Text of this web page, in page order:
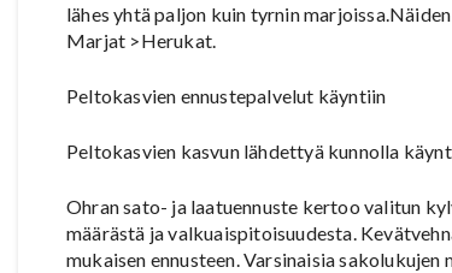
lähes yhtä paljon kuin tyrnin
Marjat >Herukat.
Peltokasvien ennustepalvelut käyntiin
Peltokasvien kasvun lähdettyä kunnolla
Ohran sato- ja laatuennuste kertoo valitun
määrästä ja valkuaispitoisuudesta.
mukaisen ennusteen. Varsinaisia